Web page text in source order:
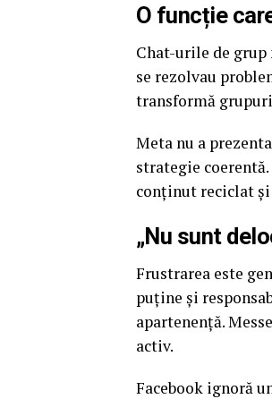
O funcție
Chat-urile de grup
se rezolvau
transformă
Meta nu a
strategie
conținut reciclat și
„Nu sunt
Frustrarea este
puține și
apartenență.
activ.
Facebook ignoră